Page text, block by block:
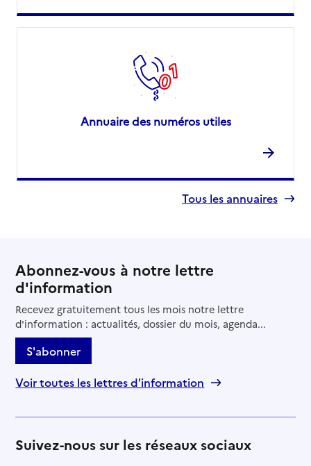
Annuaire des numéros utiles
Tous les annuaires
Abonnez-vous à notre lettre
d'information
Recevez gratuitement tous les mois notre lettre
d'information : actualités, dossier du mois, agenda...
S'abonner
Voir toutes les lettres d'information
Suivez-nous sur les réseaux sociaux